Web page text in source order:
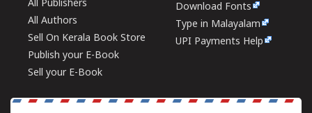
All Publishers
All Authors
Sell On Kerala Book Store
Publish your E-Book
Sell your E-Book
Download Fonts
Type in Malayalam
UPI Payments Help